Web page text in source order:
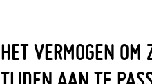
HET VERMOGEN